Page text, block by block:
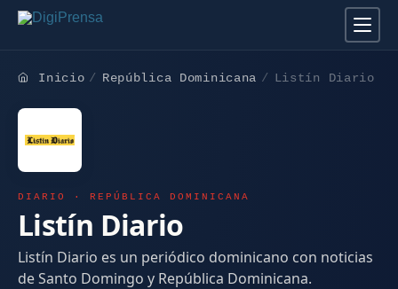
Inicio República Dominicana Listín Diario
DIARIO · REPÚBLICA DOMINICANA
Listín Diario
Listín Diario es un periódico dominicano con noticias
de Santo Domingo y República Dominicana.